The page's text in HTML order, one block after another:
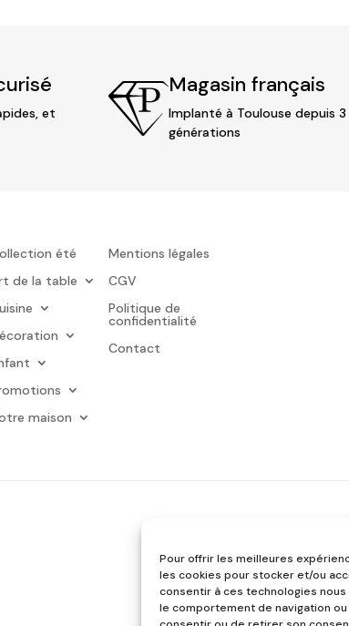
Pour offrir les meilleures
les cookies pour stocker et/ou
consentir à ces technologies
le comportement de navigation
et
Magasin français
Implanté à Toulouse depuis 3
générations
été
de la table
maison
Mentions légales
CGV
Politique de
confidentialité
Contact